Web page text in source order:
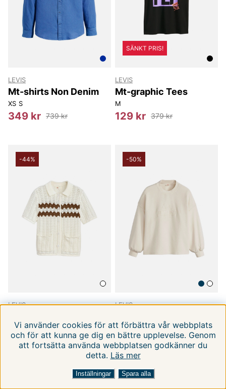
FILTRERA EFTER SORTERA EFTER:
LEVIS
Mt-shirts Non Denim
XS S
349 kr 739 kr
SÄNKT PRIS!
LEVIS
Mt-graphic Tees
M
129 kr 379 kr
-44%
LEVIS
XS S
499 kr 899 kr
-50%
LEVIS
S M
399 kr 799 kr
Vi använder cookies för att förbättra vår webbplats
och för att kunna ge dig en bättre upplevelse. Genom
att fortsätta använda webbplatsen godkänner du
detta. Läs mer
Inställningar Spara alla